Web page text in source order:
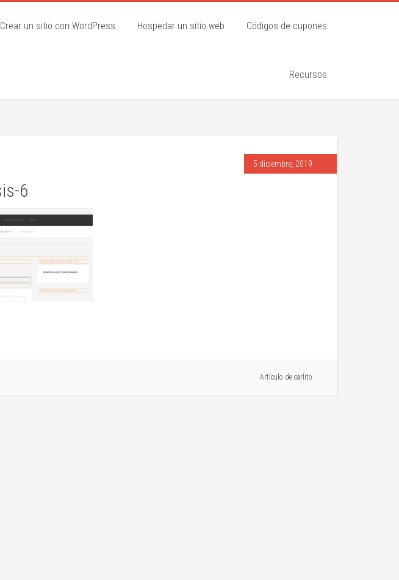
Crear un sitio con WordPress Hospedar un sitio web Códigos de cupones
Recursos
5 diciembre, 2019
6
Artículo de carlito